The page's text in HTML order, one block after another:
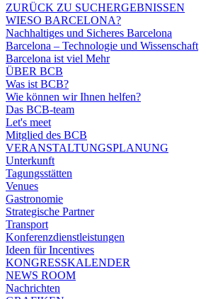
ZURÜCK ZU SUCHERGEBNISSEN
WIESO BARCELONA?
Nachhaltiges und Sicheres Barcelona
Barcelona – Technologie und Wissenschaft
Barcelona ist viel Mehr
ÜBER BCB
Was ist BCB?
Wie können wir Ihnen helfen?
Das BCB-team
Let's meet
Mitglied des BCB
VERANSTALTUNGSPLANUNG
Unterkunft
Tagungsstätten
Venues
Gastronomie
Strategische Partner
Transport
Konferenzdienstleistungen
Ideen für Incentives
KONGRESSKALENDER
NEWS ROOM
Nachrichten